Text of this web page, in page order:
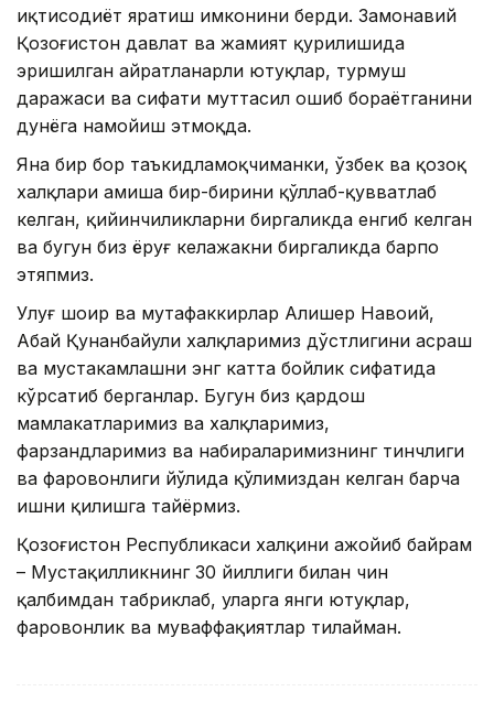
иқтисодиёт яратиш имконини берди. Замонавий
Қозоғистон давлат ва жамият қурилишида
эришилган ҳайратланарли ютуқлар, турмуш
даражаси ва сифати муттасил ошиб бораётганини
дунёга намойиш этмоқда.
Яна бир бор таъкидламоқчиманки, ўзбек ва қозоқ
халқлари ҳамиша бир-бирини қўллаб-қувватлаб
келган, қийинчиликларни биргаликда енгиб келган
ва бугун биз ёруғ келажакни биргаликда барпо
этяпмиз.
Улуғ шоир ва мутафаккирлар Алишер Навоий,
Абай Қунанбайули халқларимиз дўстлигини асраш
ва мустаҳкамлашни энг катта бойлик сифатида
кўрсатиб берганлар. Бугун биз қардош
мамлакатларимиз ва халқларимиз,
фарзандларимиз ва набираларимизнинг тинчлиги
ва фаровонлиги йўлида қўлимиздан келган барча
ишни қилишга тайёрмиз.
Қозоғистон Республикаси халқини ажойиб байрам
– Мустақилликнинг 30 йиллиги билан чин
қалбимдан табриклаб, уларга янги ютуқлар,
фаровонлик ва муваффақиятлар тилайман.